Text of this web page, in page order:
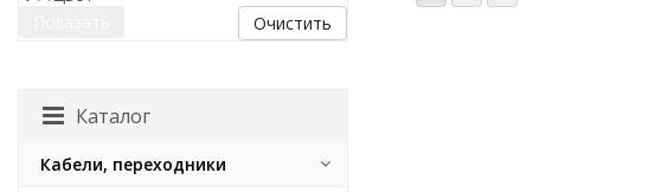
Очистить
Каталог
Кабели, переходники